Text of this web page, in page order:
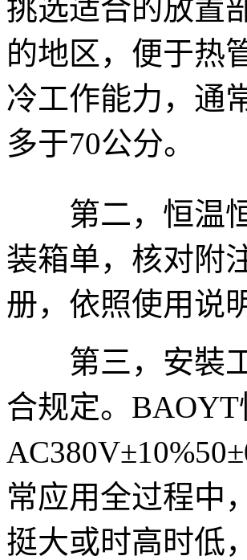
挑选适合的放置
的地区，便于热
冷工作能力，通
多于70公分。
第二，恒温恒
装箱单，核对附
册，依照使用说
第三，安裝工
合规定。
常应用全过程中
挺大或时高时低